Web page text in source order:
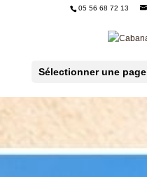
05 56 68 72 13
Sélectionner une page